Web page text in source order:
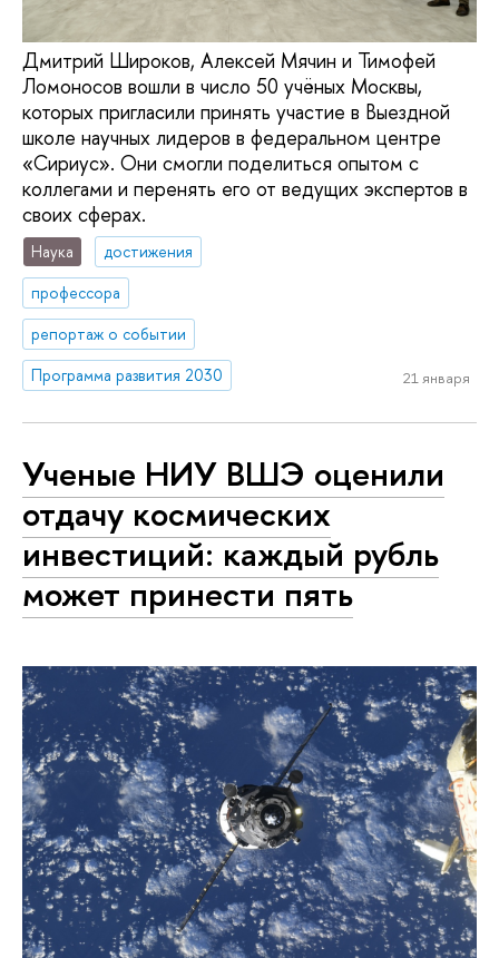
Дмитрий Широков, Алексей Мячин и Тимофей
Ломоносов вошли в число 50 учёных Москвы,
которых пригласили принять участие в Выездной
школе научных лидеров в федеральном центре
«Сириус». Они смогли поделиться опытом с
коллегами и перенять его от ведущих экспертов в
своих сферах.
Наука
достижения
профессора
репортаж о событии
Программа развития 2030
21 января
Ученые НИУ ВШЭ оценили
отдачу космических
инвестиций: каждый рубль
может принести пять